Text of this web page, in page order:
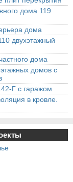
дома 119
дома
двухэтажный
дома
домов с
Г с гаражом
в кровле.